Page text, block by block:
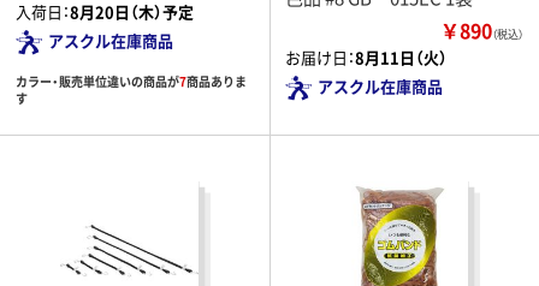
入荷日：8月20日（木）予定
アスクル在庫商品
カラー・販売単位違いの商品が7商品ありま
す
￥890（税込）
お届け日：8月11日（火）
アスクル在庫商品